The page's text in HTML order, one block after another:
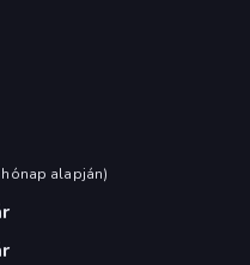
alapján)